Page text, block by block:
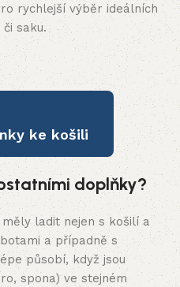
rychlejší výběr ideálních
či saku.
ke košili
doplňky?
měly ladit nejen s košilí a
a případně s
působí, když jsou
spona) ve stejném